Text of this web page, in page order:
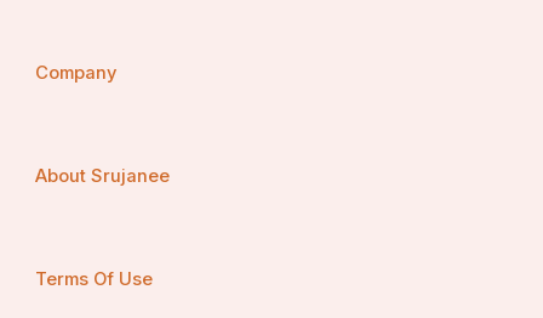
Company
About Srujanee
Terms Of Use